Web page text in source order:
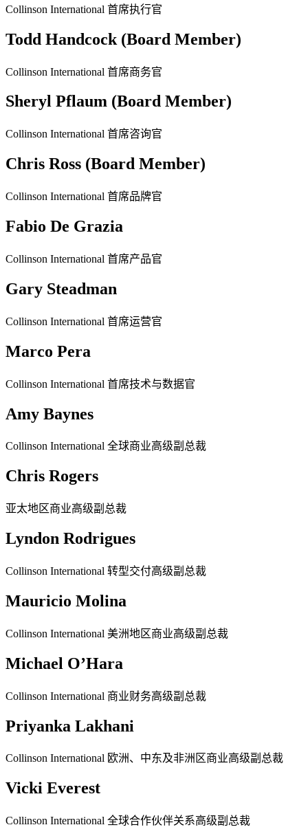
Collinson International 首席执行官
Todd Handcock (Board Member)
Collinson International 首席商务官
Sheryl Pflaum (Board Member)
Collinson International 首席咨询官
Chris Ross (Board Member)
Collinson International 首席品牌官
Fabio De Grazia
Collinson International 首席产品官
Gary Steadman
Collinson International 首席运营官
Marco Pera
Collinson International 首席技术与数据官
Amy Baynes
Collinson International 全球商业高级副总裁
Chris Rogers
亚太地区商业高级副总裁
Lyndon Rodrigues
Collinson International 转型交付高级副总裁
Mauricio Molina
Collinson International 美洲地区商业高级副总裁
Michael O’Hara
Collinson International 商业财务高级副总裁
Priyanka Lakhani
Collinson International 欧洲、中东及非洲区商业高级副总裁
Vicki Everest
Collinson International 全球合作伙伴关系高级副总裁